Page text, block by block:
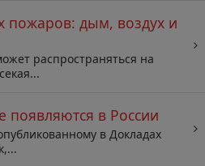
пожаров: дым, воздух и
распространяться на
появляются в России
в Докладах